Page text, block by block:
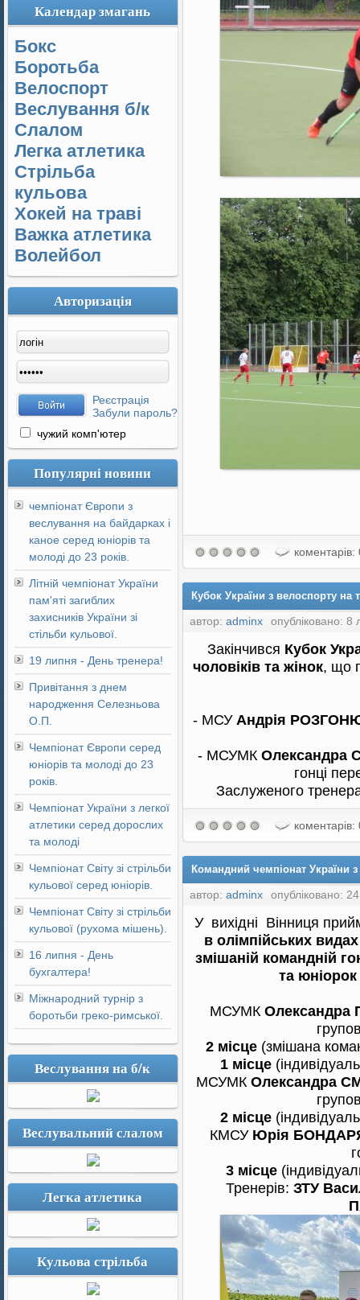
Календар змагань
Бокс
Боротьба
Велоспорт
Веслування б/к
Cлалом
Легка атлетика
Стрільба
кульова
Хокей на траві
Важка атлетика
Волейбол
Авторизація
Реєстрація
Забули пароль?
чужий комп'ютер
Популярні новини
чемпіонат Європи з
веслування на байдарках і
каное серед юніорів та
молоді до 23 років.
Літній чемпіонат України
пам'яті загиблих
захисників України зі
стільби кульової.
19 липня - День тренера!
Привітання з днем
народження Селезньова
О.П.
Чемпіонат Європи серед
юніорів та молоді до 23
років.
Чемпіонат України з легкої
атлетики серед дорослих
та молоді
Чемпіонат Світу зі стрільби
кульової серед юніорів.
Чемпіонат Світу зі стрільби
кульової (рухома мішень).
16 липня - День
бухгалтера!
Міжнародний турнір з
боротьби греко-римської.
Веслування на б/к
Веслувальний слалом
Легка атлетика
Кульова стрільба
коментарів:
Кубок України з велоспорту на
автор: adminx опубліковано: 8
Закінчився Кубок
чоловіків та жінок, що
- МСУ Андрія
- МСУМК
гонці
Заслуженого
коментарів:
Командний чемпіонат України
автор: adminx опубліковано:
У вихідні Вінниця
в олімпійських
змішаній командній
та
МСУМКОлександра
2 місце (змішана
1 місце
МСУМКОлександра
2 місце
КМСУ Юрія
3 місце
Тренерів:ЗТУ